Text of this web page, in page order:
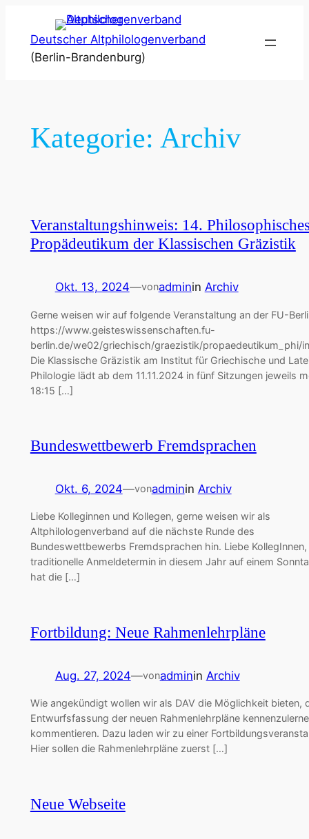
Inhalt
springen
Deutscher Altphilologenverband
(Berlin-Brandenburg)
Kategorie: Archiv
Veranstaltungshinweis: 14.
Propädeutikum der Klassischen Gräzistik
Okt. 13, 2024—vonadminin Archiv
Gerne weisen wir auf folgende Veranstaltung an der FU-
https://www.geisteswissenschaften.fu-
berlin.de/we02/griechisch/graezistik/propaedeutikum_phi/
Die Klassische Gräzistik am Institut für Griechische und
Philologie lädt ab dem 11.11.2024 in fünf Sitzungen jeweils
18:15 […]
Bundeswettbewerb Fremdsprachen
Okt. 6, 2024—vonadminin Archiv
Liebe Kolleginnen und Kollegen, gerne weisen wir als
Altphilologenverband auf die nächste Runde des
Bundeswettbewerbs Fremdsprachen hin. Liebe
traditionelle Anmeldetermin in diesem Jahr auf einem
hat die […]
Fortbildung: Neue Rahmenlehrpläne
Aug. 27, 2024—vonadminin Archiv
Wie angekündigt wollen wir als DAV die Möglichkeit bieten,
Entwurfsfassung der neuen Rahmenlehrpläne
kommentieren. Dazu laden wir zu einer
Hier sollen die Rahmenlehrpläne zuerst […]
Neue Webseite